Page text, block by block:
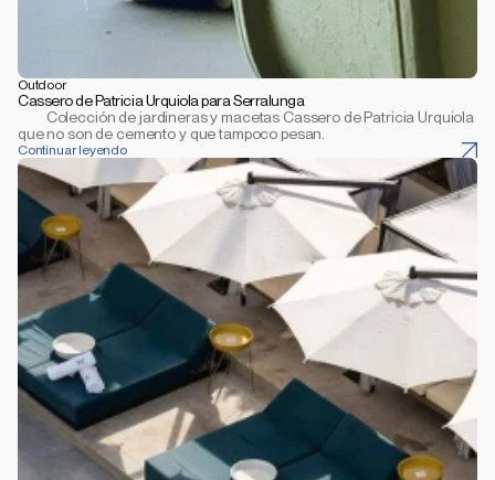
Outdoor
Cassero de Patricia Urquiola para Serralunga
que no son de cemento y que tampoco pesan.
Continuar leyendo